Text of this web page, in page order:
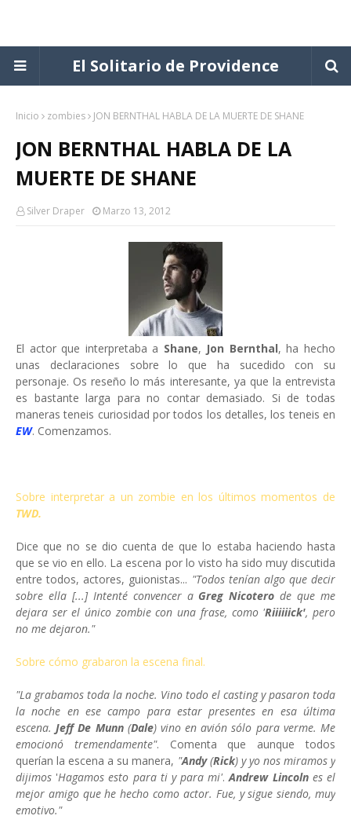
El Solitario de Providence
Inicio zombies JON BERNTHAL HABLA DE LA MUERTE DE SHANE
JON BERNTHAL HABLA DE LA
MUERTE DE SHANE
Silver Draper Marzo 13, 2012
El actor que interpretaba a Shane, Jon Bernthal, ha hecho
unas declaraciones sobre lo que ha sucedido con su
personaje. Os reseño lo más interesante, ya que la entrevista
es bastante larga para no contar demasiado. Si de todas
maneras teneis curiosidad por todos los detalles, los teneis en
EW. Comenzamos.
Sobre interpretar a un zombie en los últimos momentos de
TWD.
Dice que no se dio cuenta de que lo estaba haciendo hasta
que se vio en ello. La escena por lo visto ha sido muy discutida
entre todos, actores, guionistas... "Todos tenían algo que decir
sobre ella [...] Intenté convencer aGreg Nicotero de que me
dejara ser el único zombie con una frase, como 'Riiiiiick', pero
no me dejaron."
Sobre cómo grabaron la escena final.
"La grabamos toda la noche. Vino todo el casting y pasaron toda
la noche en ese campo para estar presentes en esa última
escena. Jeff De Munn (Dale) vino en avión sólo para verme. Me
emocionó tremendamente". Comenta que aunque todos
querían la escena a su manera, "Andy(Rick) y yo nos miramos y
dijimos 'Hagamos esto para ti y para mi'.Andrew Lincolnes el
mejor amigo que he hecho como actor. Fue, y sigue siendo, muy
emotivo."